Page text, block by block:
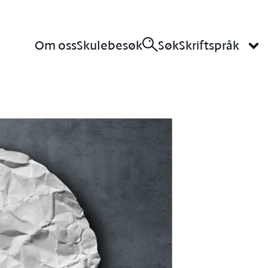
Om ossSkulebesøk SøkSkriftspråk